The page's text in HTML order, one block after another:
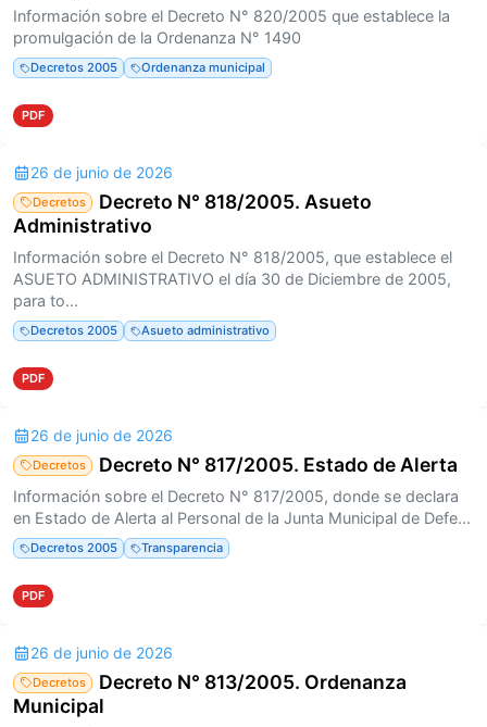
Información sobre el Decreto N° 820/2005 que establece la
promulgación de la Ordenanza N° 1490
Decretos 2005 Ordenanza municipal
PDF
26 de junio de 2026
Decretos
Decreto N° 818/2005. Asueto
Administrativo
Información sobre el Decreto N° 818/2005, que establece el
ASUETO ADMINISTRATIVO el día 30 de Diciembre de 2005,
para to...
Decretos 2005 Asueto administrativo
PDF
26 de junio de 2026
Decretos Decreto N° 817/2005. Estado de Alerta
Información sobre el Decreto N° 817/2005, donde se declara
en Estado de Alerta al Personal de la Junta Municipal de Defe...
Decretos 2005 Transparencia
PDF
26 de junio de 2026
Decretos
Decreto N° 813/2005. Ordenanza
Municipal